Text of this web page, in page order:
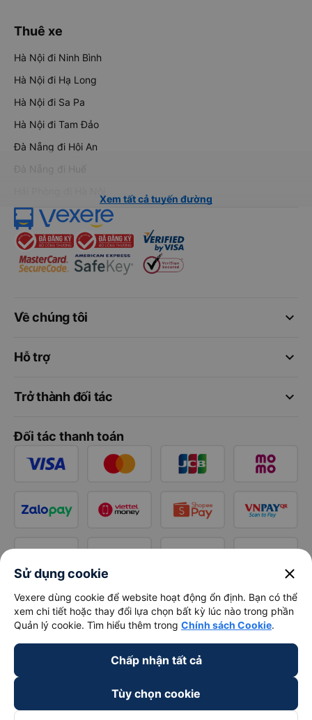
Thuê xe
Hà Nội đi Ninh Bình
Hà Nội đi Hạ Long
Hà Nội đi Sa Pa
Hà Nội đi Tam Đảo
Đà Nẵng đi Hội An
Đà Nẵng đi Huế
Xem tất cả tuyến đường
keyboard_arrow_down
Về chúng tôi
keyboard_arrow_down
Hỗ trợ
keyboard_arrow_down
Trở thành đối tác
Đối tác thanh toán
Sử dụng cookie close
Vexere dùng cookie để website hoạt động ổn định. Bạn có thể
xem chi tiết hoặc thay đổi lựa chọn bất kỳ lúc nào trong phần
Quản lý cookie. Tìm hiểu thêm trong Chính sách Cookie.
Chấp nhận tất cả
Tùy chọn cookie